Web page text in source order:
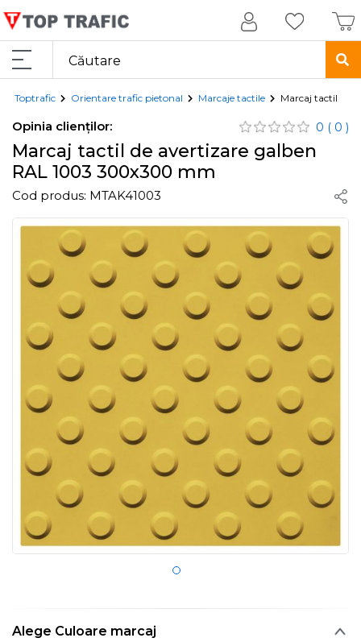
Toptrafic Orientare trafic pietonal Marcaje tactile Marcaj tactil de
Opinia clienților: 0 ( 0 )
Marcaj tactil de avertizare galben
RAL 1003 300x300 mm
Cod produs: MTAK41003
Alege Culoare marcaj